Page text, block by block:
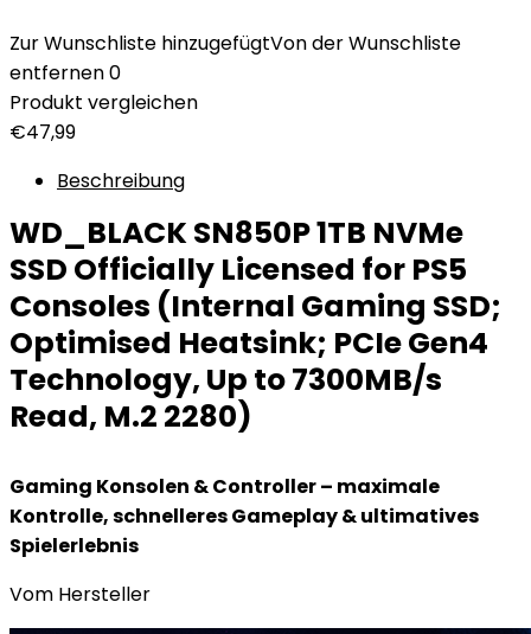
Zur Wunschliste hinzugefügtVon der Wunschliste
entfernen0
Produkt vergleichen
€47,99
Beschreibung
WD_BLACK SN850P 1TB NVMe
SSD Officially Licensed for PS5
Consoles (Internal Gaming SSD;
Optimised Heatsink; PCIe Gen4
Technology, Up to 7300MB/s
Read, M.2 2280)
Gaming Konsolen & Controller – maximale
Kontrolle, schnelleres Gameplay & ultimatives
Spielerlebnis
Vom Hersteller